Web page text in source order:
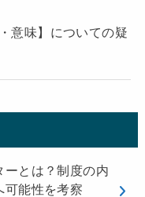
意味】についての疑
ーとは？制度の内
可能性を考察